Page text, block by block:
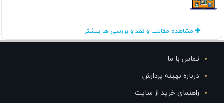
مشاهده مقالات و نقد و بررسی ها بیشتر
تماس با ما
درباره بهینه پردازش
راهنمای خرید از سایت